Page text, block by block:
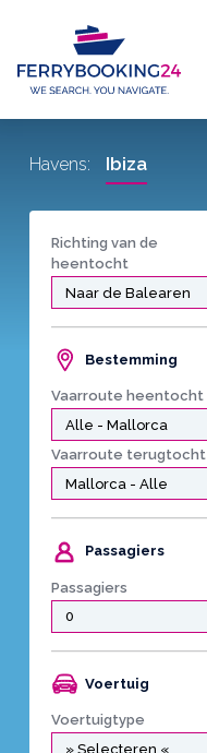
Richting van de
heentocht
Bestemming
Vaarroute heentocht
Vaarroute terugtocht
Passagiers
Passagiers
Voertuig
Voertuigtype
Havens: Ibiza